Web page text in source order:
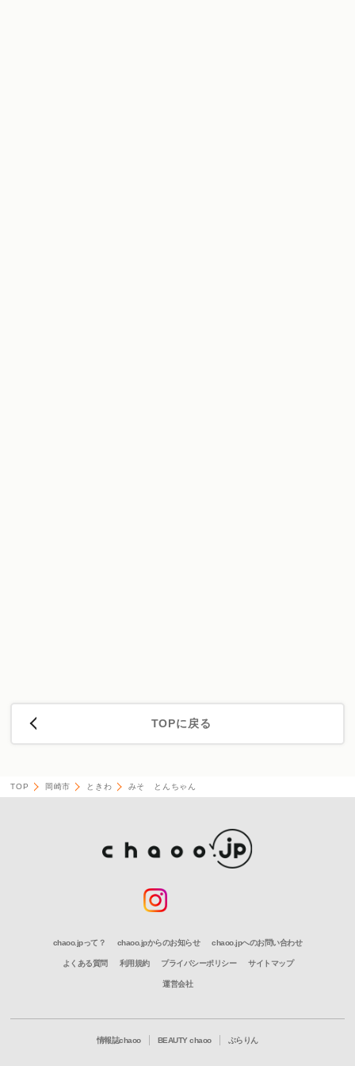
TOPに戻る
TOP 岡崎市 ときわ みそ とんちゃん
chaoo.jpって？ chaoo.jpからのお知らせ chaoo.jpへのお問い合わせ
よくある質問 利用規約 プライバシーポリシー サイトマップ
運営会社
情報誌chaoo BEAUTY chaoo ぶらりん